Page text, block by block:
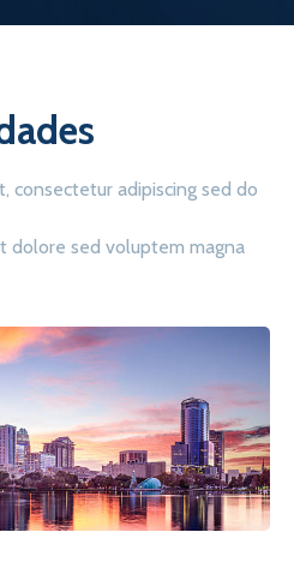
consectetur adipiscing sed do
dolore sed voluptem magna